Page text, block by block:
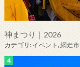
神まつり｜2026
カテゴリ:イベント,網走市